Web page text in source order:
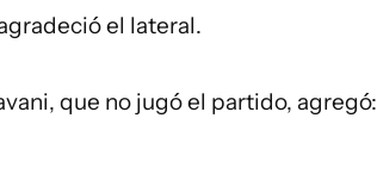
el lateral.
que no jugó el partido, agregó: